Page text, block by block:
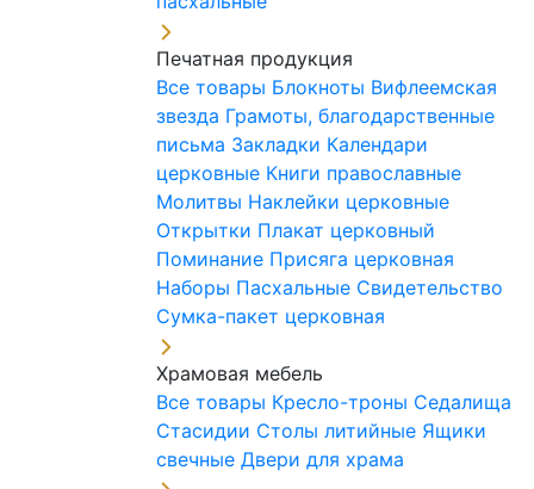
Печатная продукция
Все товары Блокноты Вифлеемская
звезда Грамоты, благодарственные
письма Закладки Календари
церковные Книги православные
Молитвы Наклейки церковные
Открытки Плакат церковный
Поминание Присяга церковная
Наборы Пасхальные Свидетельство
Сумка-пакет церковная
Храмовая мебель
Все товары Кресло-троны Седалища
Стасидии Столы литийные Ящики
свечные Двери для храма